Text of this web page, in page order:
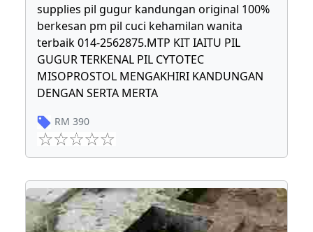
supplies pil gugur kandungan original 100%
berkesan pm pil cuci kehamilan wanita
terbaik 014-2562875.MTP KIT IAITU PIL
GUGUR TERKENAL PIL CYTOTEC
MISOPROSTOL MENGAKHIRI KANDUNGAN
DENGAN SERTA MERTA
RM 390